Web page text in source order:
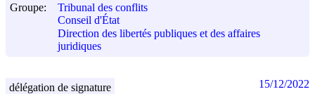
Groupe:
Tribunal des conflits
Conseil d'État
Direction des libertés publiques et des affaires
juridiques
délégation de signature 15/12/2022